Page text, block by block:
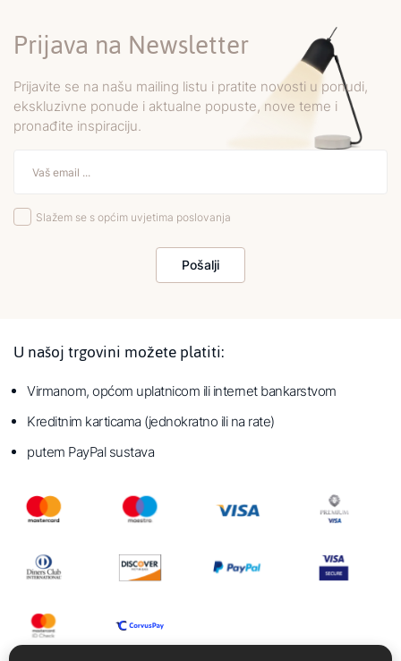
Prijava na Newsletter
Prijavite se na našu mailing listu i pratite novosti u ponudi,
ekskluzivne ponude i aktualne popuste, nove teme i
pronađite inspiraciju.
Slažem se s općim uvjetima poslovanja
Pošalji
U našoj trgovini možete platiti:
Virmanom, općom uplatnicom ili internet bankarstvom
Kreditnim karticama (jednokratno ili na rate)
putem PayPal sustava